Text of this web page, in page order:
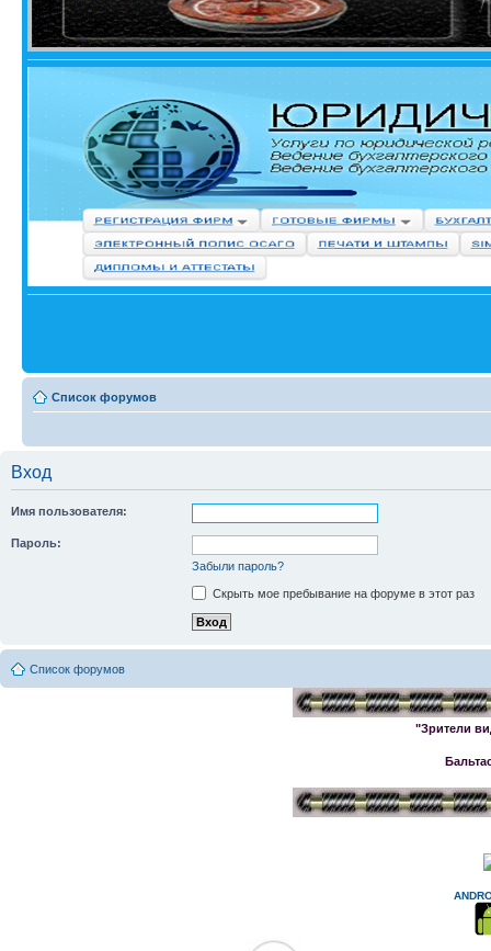
Список форумов
Вход
Имя пользователя:
Пароль:
Забыли пароль?
Скрыть мое пребывание на форуме в этот раз
Список форумов
"Зрители